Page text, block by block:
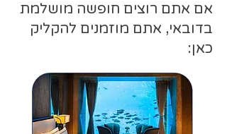
אם אתם רוצים חופשה מושלמת
בדובאי, אתם מוזמנים להקליק
כאן: